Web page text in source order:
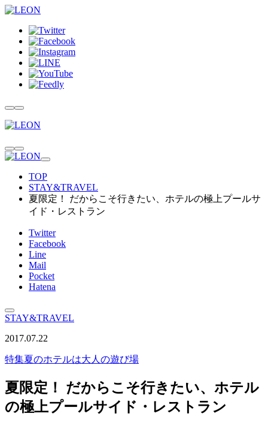
TOP
STAY&TRAVEL
夏限定！ だからこそ行きたい、ホテルの極上プールサ
イド・レストラン
Twitter
Facebook
Line
Mail
Pocket
Hatena
STAY&TRAVEL
2017.07.22
特集夏のホテルは大人の遊び場
夏限定！ だからこそ行きたい、ホテル
の極上プールサイド・レストラン